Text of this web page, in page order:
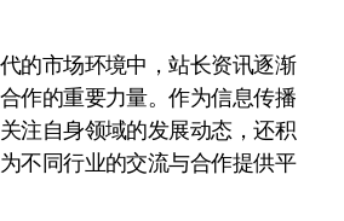
作的重要力量。作为信息传播
注自身领域的发展动态，还积
不同行业的交流与合作提供平